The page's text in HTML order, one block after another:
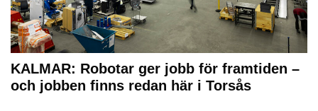
KALMAR: Robotar ger jobb för framtiden –
och jobben finns redan här i Torsås